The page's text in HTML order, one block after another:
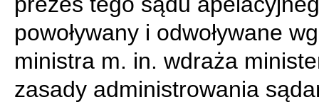
powoływany i odwoływane
ministra m. in. wdraża
zasady administrowania